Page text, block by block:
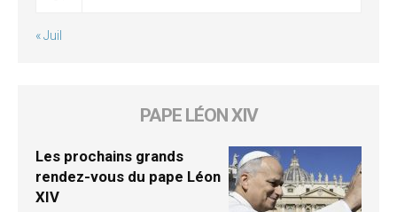
« Juil
PAPE LÉON XIV
Les prochains grands
rendez-vous du pape Léon
XIV